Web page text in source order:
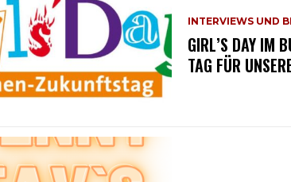
INTERVIEWS UND
GIRL’S DAY IM
TAG FÜR